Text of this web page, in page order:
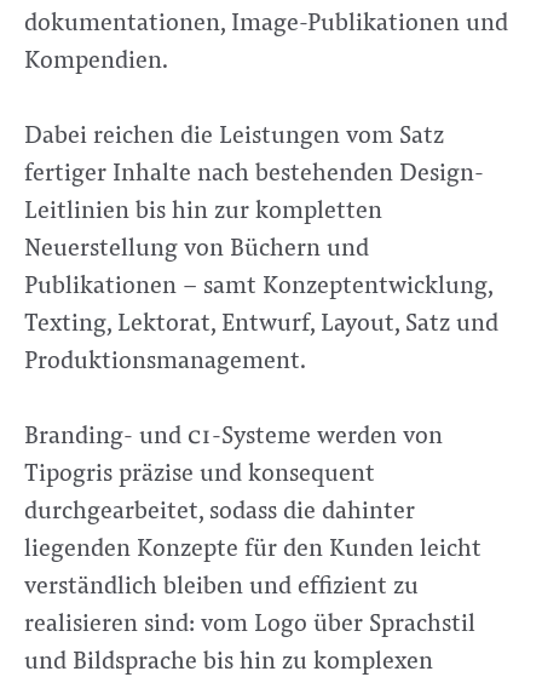
dokumentationen, Image-Publikationen und
Kompendien.
Dabei reichen die Leistungen vom Satz
fertiger Inhalte nach bestehenden Design-
Leitlinien bis hin zur kompletten
Neuerstellung von Büchern und
Publikationen – samt Konzeptentwicklung,
Texting, Lektorat, Entwurf, Layout, Satz und
Produktionsmanagement.
Branding- und ci-Systeme werden von
Tipogris präzise und konsequent
durchgearbeitet, sodass die dahinter
liegenden Konzepte für den Kunden leicht
verständlich bleiben und effizient zu
realisieren sind: vom Logo über Sprachstil
und Bildsprache bis hin zu komplexen